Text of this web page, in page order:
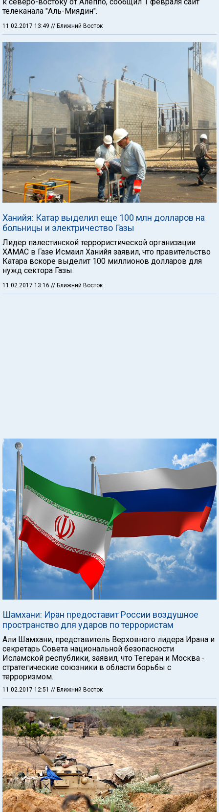
телеканала "Аль-Миядин".
11.02.2017 13:49 // Ближний Восток
Ханийя: Катар выделил еще 100 млн долларов на
больницы и электричество Газы
Лидер палестинской террористической организации
ХАМАС в Газе Исмаил Ханийя заявил, что правительство
Катара вскоре выделит 100 миллионов долларов для
нужд сектора Газы.
11.02.2017 13:16 // Ближний Восток
Шамхани: Иран предоставит России воздушное
пространство для ударов по террористам
Али Шамхани, представитель Верховного лидера Ирана и
секретарь Совета национальной безопасности
Исламской республики, заявил, что Тегеран и Москва -
стратегические союзники в области борьбы с
терроризмом.
11.02.2017 12:51 // Ближний Восток